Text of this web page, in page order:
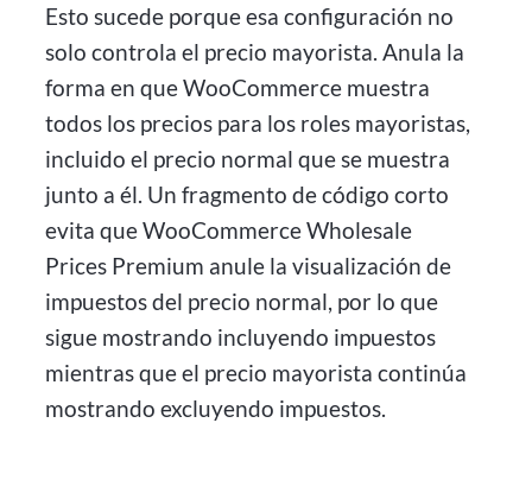
Esto sucede porque esa configuración no
solo controla el precio mayorista. Anula la
forma en que WooCommerce muestra
todos los precios para los roles mayoristas,
incluido el precio normal que se muestra
junto a él. Un fragmento de código corto
evita que WooCommerce Wholesale
Prices Premium anule la visualización de
impuestos del precio normal, por lo que
sigue mostrando incluyendo impuestos
mientras que el precio mayorista continúa
mostrando excluyendo impuestos.